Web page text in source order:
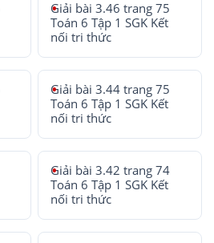
Giải bài 3.46 trang 75
Toán 6 Tập 1 SGK Kết
nối tri thức
Giải bài 3.44 trang 75
Toán 6 Tập 1 SGK Kết
nối tri thức
Giải bài 3.42 trang 74
Toán 6 Tập 1 SGK Kết
nối tri thức